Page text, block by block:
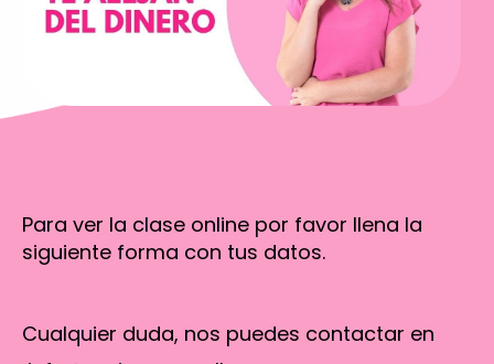
Para ver la clase online por favor llena la
siguiente forma con tus datos.
Cualquier duda, nos puedes contactar en